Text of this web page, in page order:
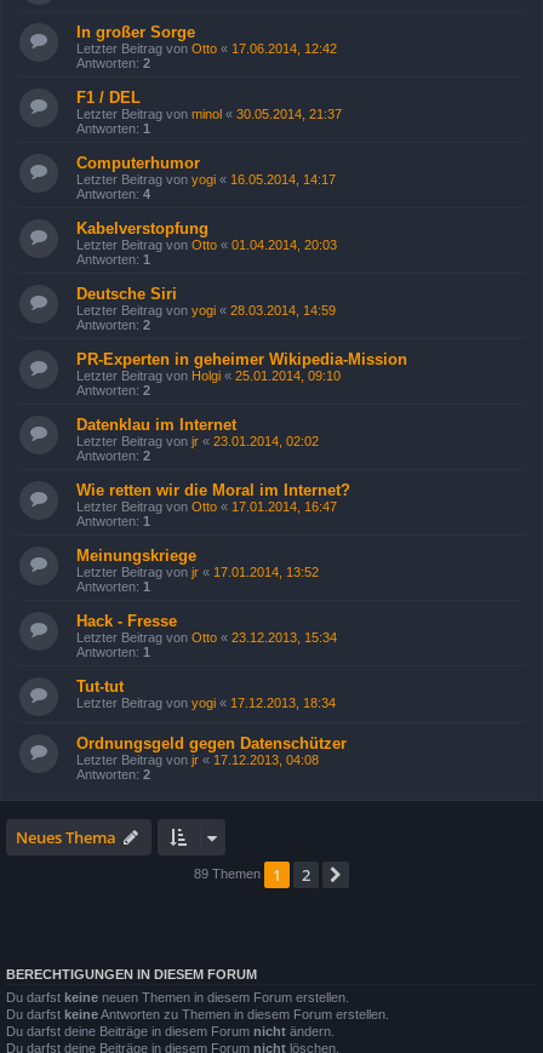
In großer Sorge
Letzter Beitrag von Otto « 17.06.2014, 12:42
Antworten: 2
F1 / DEL
Letzter Beitrag von minol « 30.05.2014, 21:37
Antworten: 1
Computerhumor
Letzter Beitrag von yogi « 16.05.2014, 14:17
Antworten: 4
Kabelverstopfung
Letzter Beitrag von Otto « 01.04.2014, 20:03
Antworten: 1
Deutsche Siri
Letzter Beitrag von yogi « 28.03.2014, 14:59
Antworten: 2
PR-Experten in geheimer Wikipedia-Mission
Letzter Beitrag von Holgi « 25.01.2014, 09:10
Antworten: 2
Datenklau im Internet
Letzter Beitrag von jr « 23.01.2014, 02:02
Antworten: 2
Wie retten wir die Moral im Internet?
Letzter Beitrag von Otto « 17.01.2014, 16:47
Antworten: 1
Meinungskriege
Letzter Beitrag von jr « 17.01.2014, 13:52
Antworten: 1
Hack - Fresse
Letzter Beitrag von Otto « 23.12.2013, 15:34
Antworten: 1
Tut-tut
Letzter Beitrag von yogi « 17.12.2013, 18:34
Ordnungsgeld gegen Datenschützer
Letzter Beitrag von jr « 17.12.2013, 04:08
Antworten: 2
Neues Thema
89 Themen 1 2
BERECHTIGUNGEN IN DIESEM FORUM
Du darfst keine neuen Themen in diesem Forum erstellen.
Du darfst keineAntworten zu Themen in diesem Forum erstellen.
Du darfst deine Beiträge in diesem Forum nicht ändern.
Du darfst deine Beiträge in diesem Forum nicht löschen.